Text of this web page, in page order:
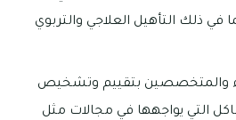
في ذلك التأهيل العلاجي والتربوي
والمتخصصين بتقييم وتشخيص
التي يواجهها في مجالات مثل